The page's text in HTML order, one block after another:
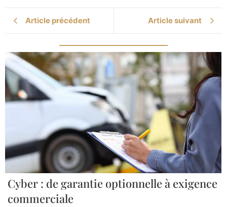
Article précédent Article suivant
Cyber : de garantie optionnelle à exigence
commerciale